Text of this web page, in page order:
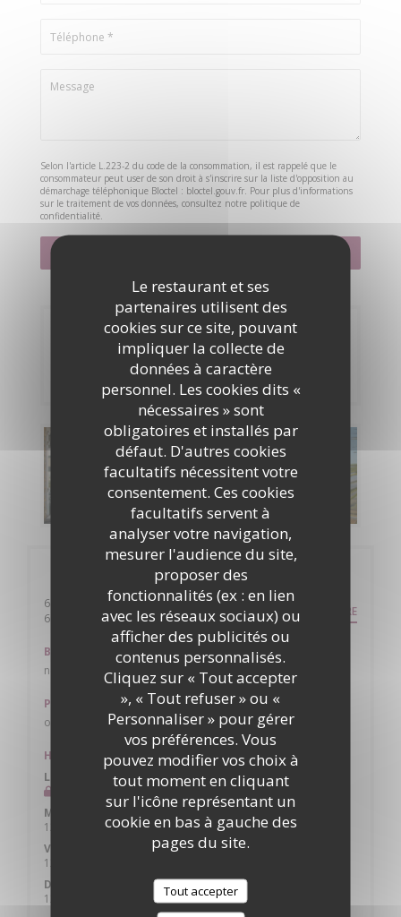
Le restaurant et ses
partenaires utilisent des
cookies sur ce site, pouvant
impliquer la collecte de
données à caractère
personnel. Les cookies dits «
nécessaires » sont
obligatoires et installés par
défaut. D'autres cookies
facultatifs nécessitent votre
consentement. Ces cookies
facultatifs servent à
analyser votre navigation,
mesurer l'audience du site,
proposer des
fonctionnalités (ex : en lien
avec les réseaux sociaux) ou
afficher des publicités ou
contenus personnalisés.
Cliquez sur « Tout accepter
», « Tout refuser » ou «
Personnaliser » pour gérer
vos préférences. Vous
pouvez modifier vos choix à
tout moment en cliquant
sur l'icône représentant un
cookie en bas à gauche des
pages du site.
Tout accepter
Selon l'article L.223-2 du code de la consommation, il est rappelé que le
consommateur peut user de son droit à s'inscrire sur la liste d'opposition au
démarchage téléphonique Bloctel : bloctel.gouv.fr. Pour plus d'informations
sur le traitement de vos données, consultez notre politique de
confidentialité.
Réservation
RÉSERVER
Cartes & Menus
DÉCOUVRIR NOTRE CARTE
Infos pratiques
64 petite rue du marché
69620 Oingt((ouvre une nouvelle fenêtre)) ITINÉRAIRE
Bus
non
Parking
oui plusieurs
Horaires
Lun
Mer
12h00 - 14h00 • 18h30 - 20h45
Ven
12h00 - 14h00
Dimanche
12h00 - 15h00